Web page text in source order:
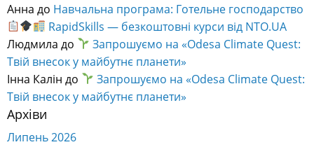
Анна до Навчальна програма: Готельне господарство
RapidSkills — безкоштовні курси від NTO.UA
Людмила до
Запрошуємо на «Odesa Climate Quest:
Твій внесок у майбутнє планети»
Інна Калін до
Запрошуємо на «Odesa Climate Quest:
Твій внесок у майбутнє планети»
Архіви
Липень 2026